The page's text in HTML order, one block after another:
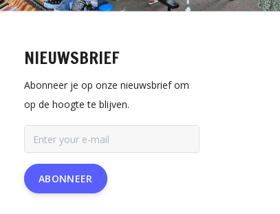
NIEUWSBRIEF
Abonneer je op onze nieuwsbrief om
op de hoogte te blijven.
ABONNEER